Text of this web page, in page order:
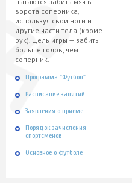
ворота соперника,
используя свои ноги и
другие части тела (кроме
рук). Цель игры — забить
больше голов, чем
соперник.
Программа "Футбол"
Расписание занятий
Заявления о приеме
Порядок зачисления
спортсменов
Основное о футболе